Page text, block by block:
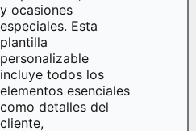
y ocasiones
especiales. Esta
plantilla
personalizable
incluye todos los
elementos esenciales
como detalles del
cliente,